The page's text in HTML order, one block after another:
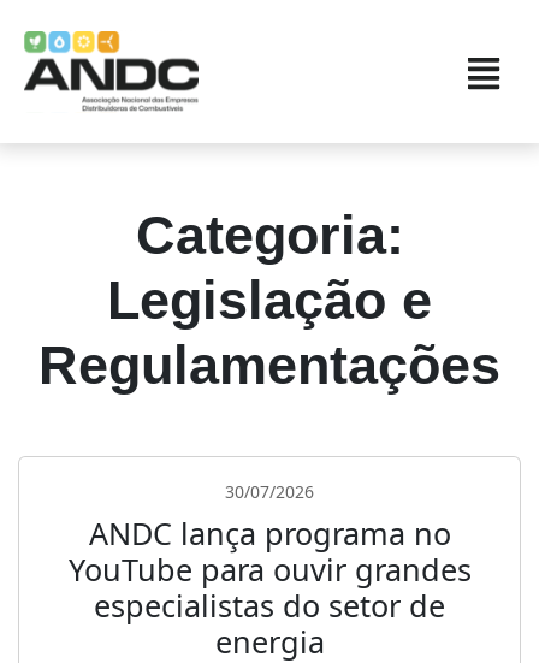
Categoria:
Legislação e
Regulamentações
30/07/2026
ANDC lança programa no
YouTube para ouvir grandes
especialistas do setor de
energia